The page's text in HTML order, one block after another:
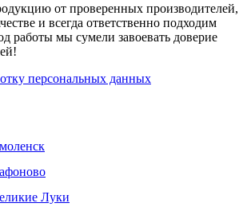
от проверенных производителей,
и всегда ответственно подходим
работы мы сумели завоевать доверие
персональных данных
Луки